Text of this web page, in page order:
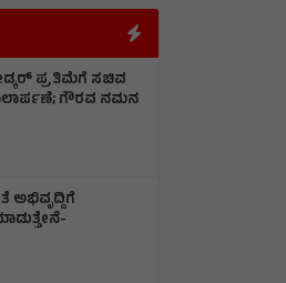
ಪ್ರತಿಮೆಗೆ ಸಚಿವ
ಗೌರವ ನಮನ
ಅಭಿವೃದ್ದಿಗೆ